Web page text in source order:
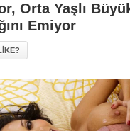
Orta Yaşlı
Emiyor